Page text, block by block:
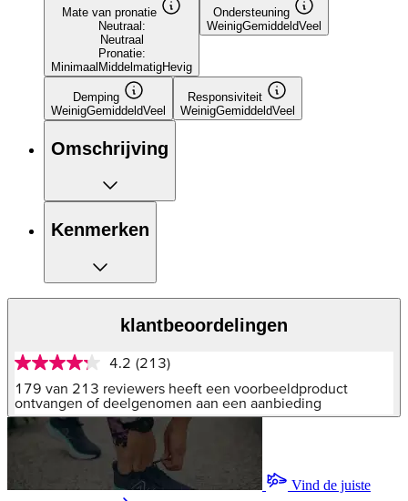
Mate van pronatie
Neutraal:
Neutraal
Pronatie:
Minimaal MiddelmatigHevig
Ondersteuning
WeinigGemiddeldVeel
Demping
WeinigGemiddeldVeel
Responsiviteit
WeinigGemiddeldVeel
Omschrijving
Kenmerken
klantbeoordelingen
4.2
van
5
sterren,
gemiddelde
scorewaarde.
Reviews.
4.2 (213)
179 van 213 reviewers heeft een voorbeeldproduct
ontvangen of deelgenomen aan een aanbieding
Vind de juiste